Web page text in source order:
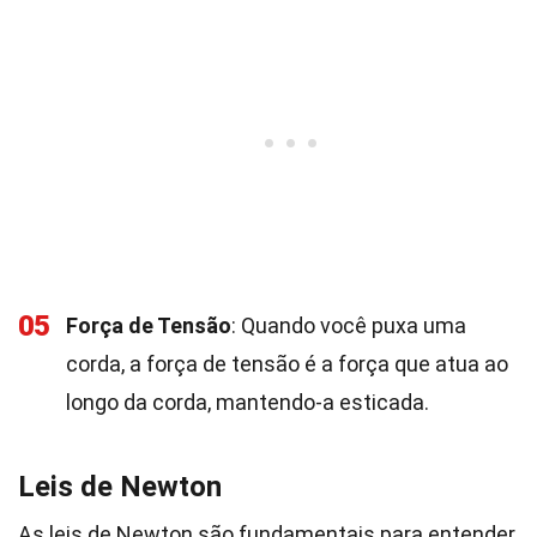
05 Força de Tensão: Quando você puxa uma
corda, a força de tensão é a força que atua ao
longo da corda, mantendo-a esticada.
Leis de Newton